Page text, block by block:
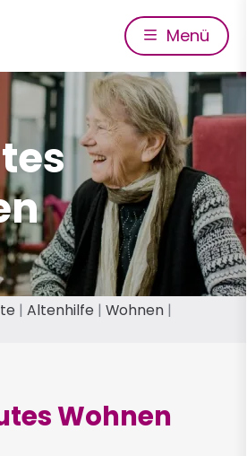
Menü
Altenhilfe
Wohnen
Wohnen